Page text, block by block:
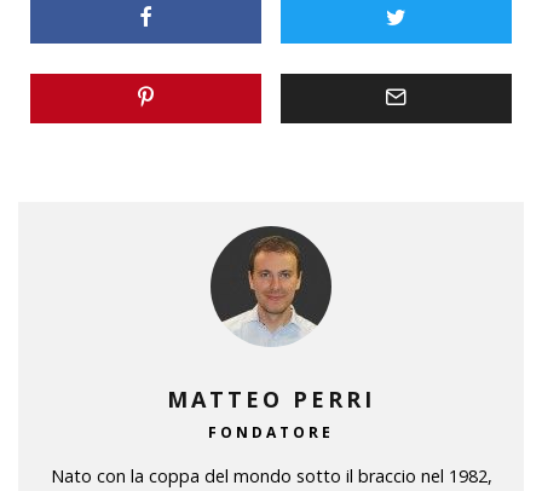
MATTEO PERRI
FONDATORE
Nato con la coppa del mondo sotto il braccio nel 1982,